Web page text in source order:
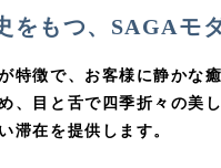
をもつ、 SAGAモ
徴で、お客様に静かな
目と舌で四季折々の
滞在を提供します。